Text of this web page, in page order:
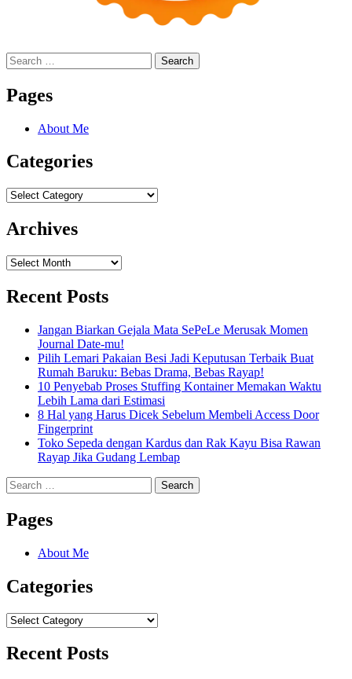
Search
for:
Pages
About Me
Categories
Categories
Archives
Archives
Recent Posts
Jangan Biarkan Gejala Mata SePeLe Merusak Momen
Journal Date-mu!
Pilih Lemari Pakaian Besi Jadi Keputusan Terbaik Buat
Rumah Baruku: Bebas Drama, Bebas Rayap!
10 Penyebab Proses Stuffing Kontainer Memakan Waktu
Lebih Lama dari Estimasi
8 Hal yang Harus Dicek Sebelum Membeli Access Door
Fingerprint
Toko Sepeda dengan Kardus dan Rak Kayu Bisa Rawan
Rayap Jika Gudang Lembap
Search
for:
Pages
About Me
Categories
Categories
Recent Posts